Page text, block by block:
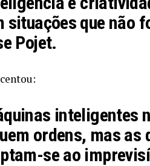
situações que não
Pojet.
inteligentes
ordens, mas as
se ao